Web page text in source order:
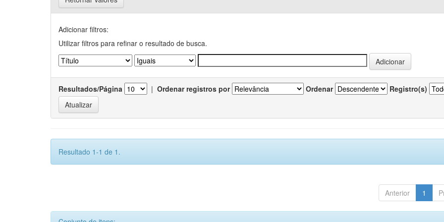
Adicionar filtros:
Utilizar filtros para refinar o resultado de busca.
Resultados/Página | Ordenar registros por Ordenar Registro(s)
Resultado 1-1 de 1.
Anterior 1